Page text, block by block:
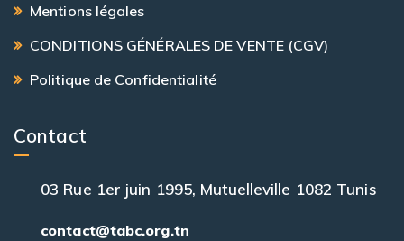
Mentions légales
CONDITIONS GÉNÉRALES DE VENTE (CGV)
Politique de Confidentialité
Contact
03 Rue 1er juin 1995, Mutuelleville 1082 Tunis
contact@tabc.org.tn